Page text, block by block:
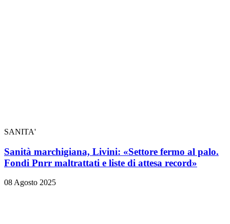
SANITA'
Sanità marchigiana, Livini: «Settore fermo al palo.
Fondi Pnrr maltrattati e liste di attesa record»
08 Agosto 2025